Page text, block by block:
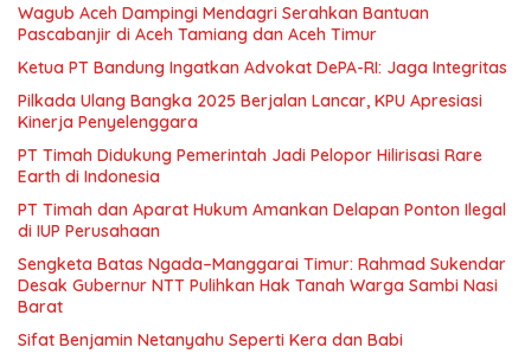
Wagub Aceh Dampingi Mendagri Serahkan Bantuan
Pascabanjir di Aceh Tamiang dan Aceh Timur
Ketua PT Bandung Ingatkan Advokat DePA-RI: Jaga Integritas
Pilkada Ulang Bangka 2025 Berjalan Lancar, KPU Apresiasi
Kinerja Penyelenggara
PT Timah Didukung Pemerintah Jadi Pelopor Hilirisasi Rare
Earth di Indonesia
PT Timah dan Aparat Hukum Amankan Delapan Ponton Ilegal
di IUP Perusahaan
Sengketa Batas Ngada–Manggarai Timur: Rahmad Sukendar
Desak Gubernur NTT Pulihkan Hak Tanah Warga Sambi Nasi
Barat
Sifat Benjamin Netanyahu Seperti Kera dan Babi